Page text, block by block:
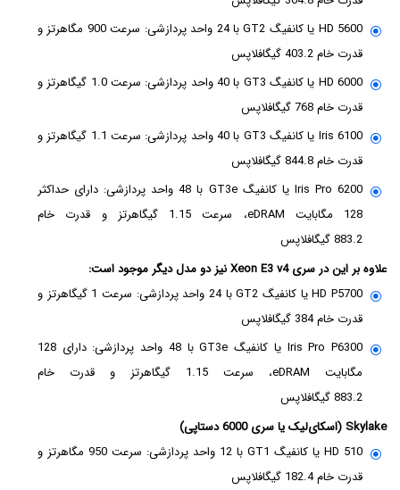
HD 5600 یا کانفیگ GT2 با 24 واحد پردازشی: سرعت 900 مگاهرتز و
قدرت خام 403.2 گیگافلاپس
HD 6000 یا کانفیگ GT3 با 40 واحد پردازشی: سرعت 1.0 گیگاهرتز و
قدرت خام 768 گیگافلاپس
Iris 6100 یا کانفیگ GT3 با 40 واحد پردازشی: سرعت 1.1 گیگاهرتز و
قدرت خام 844.8 گیگافلاپس
Iris Pro 6200 یا کانفیگ GT3e با 48 واحد پردازشی: دارای حداکثر
128 مگابایت eDRAM، سرعت 1.15 گیگاهرتز و قدرت خام
883.2 گیگافلاپس
علاوه بر این در سری Xeon E3 v4 نیز دو مدل دیگر موجود است:
HD P5700 یا کانفیگ GT2 با 24 واحد پردازشی: سرعت 1 گیگاهرتز و
قدرت خام 384 گیگافلاپس
Iris Pro P6300 یا کانفیگ GT3e با 48 واحد پردازشی: دارای 128
مگابایت eDRAM، سرعت 1.15 گیگاهرتز و قدرت خام
883.2 گیگافلاپس
Skylake (اسکای‌لیک یا سری 6000 دستاپی)
HD 510 یا کانفیگ GT1 با 12 واحد پردازشی: سرعت 950 مگاهرتز و
قدرت خام 182.4 گیگافلاپس